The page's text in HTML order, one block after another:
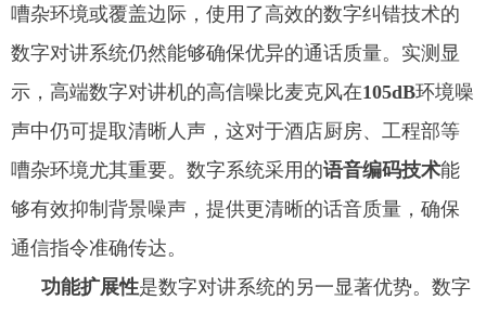
嘈杂环境或覆盖边际，使用了高效的数字纠错技术的
数字对讲系统仍然能够确保优异的通话质量。实测显
示，高端数字对讲机的高信噪比麦克风在105dB环境噪
声中仍可提取清晰人声，这对于酒店厨房、工程部等
嘈杂环境尤其重要。数字系统采用的语音编码技术能
够有效抑制背景噪声，提供更清晰的话音质量，确保
通信指令准确传达。
功能扩展性是数字对讲系统的另一显著优势。数字